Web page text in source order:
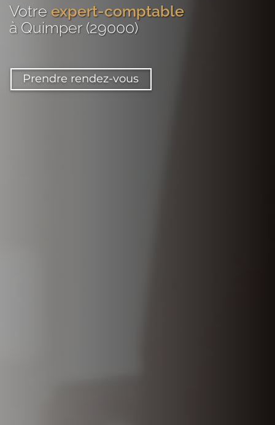
Votre expert-comptable
à Quimper (29000)
Prendre rendez-vous